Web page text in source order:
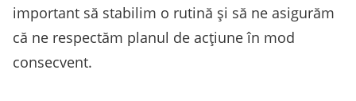
important să stabilim o rutină și să ne asigurăm
că ne respectăm planul de acțiune în mod
consecvent.